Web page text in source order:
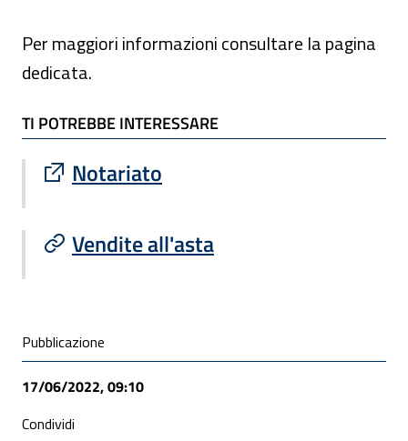
Per maggiori informazioni consultare la pagina
dedicata.
TI POTREBBE INTERESSARE
TI POTREBBE INTERESSARE
Notariato
Sito esterno : apre una nuova finestra
Vendite all'asta
Condivisione social
Pubblicazione
17/06/2022, 09:10
Condividi